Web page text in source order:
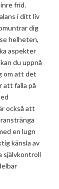
frid.
i ditt liv
dig
helheten,
aspekter
du uppnå
om att det
att falla på
också att
en lugn
känsla av
självkontroll